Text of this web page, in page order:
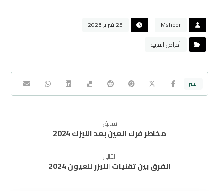
Mshoor
25 فبراير 2023
أمراض القرنية
سابق
مخاطر فرك العين بعد الليزك 2024
التالي
الفرق بين تقنيات الليزر للعيون 2024